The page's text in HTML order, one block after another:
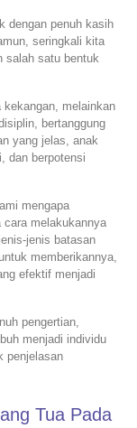
dengan penuh kasih
seringkali kita
salah satu bentuk
kekangan, melainkan
bertanggung
yang jelas, anak
dan berpotensi
mengapa
cara melakukannya
jenis batasan
memberikannya,
efektif menjadi
pengertian,
menjadi individu
penjelasan
Tua Pada